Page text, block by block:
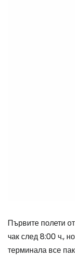
Първите полети
чак след 8:00 ч.,
терминала все